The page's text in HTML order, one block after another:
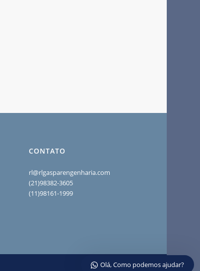
CONTATO
rl@rlgasparengenharia.com
(21)98382-3605
(11)98161-1999
Olá, Como podemos ajudar?